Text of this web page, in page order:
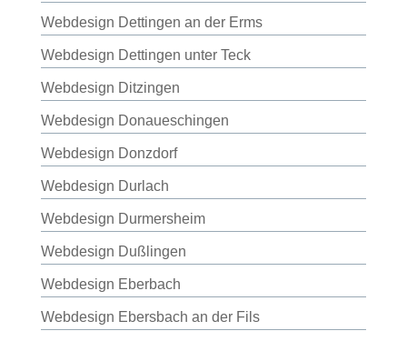
Webdesign Dettingen an der Erms
Webdesign Dettingen unter Teck
Webdesign Ditzingen
Webdesign Donaueschingen
Webdesign Donzdorf
Webdesign Durlach
Webdesign Durmersheim
Webdesign Dußlingen
Webdesign Eberbach
Webdesign Ebersbach an der Fils